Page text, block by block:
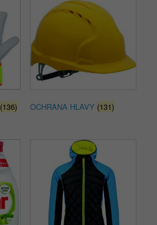
(136) OCHRANA HLAVY (131)